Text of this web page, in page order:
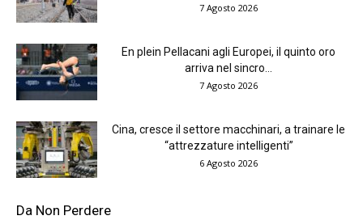
7 Agosto 2026
En plein Pellacani agli Europei, il quinto oro
arriva nel sincro...
7 Agosto 2026
Cina, cresce il settore macchinari, a trainare le
“attrezzature intelligenti”
6 Agosto 2026
Da Non Perdere